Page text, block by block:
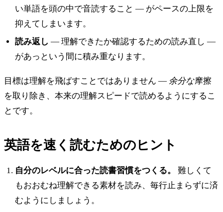
い単語を頭の中で音読すること — がペースの上限を
抑えてしまいます。
読み返し — 理解できたか確認するための読み直し —
があっという間に積み重なります。
目標は理解を飛ばすことではありません — 余分な摩擦
を取り除き、本来の理解スピードで読めるようにするこ
とです。
英語を速く読むためのヒント
自分のレベルに合った読書習慣をつくる。
難しくて
もおおむね理解できる素材を読み、毎行止まらずに済
むようにしましょう。